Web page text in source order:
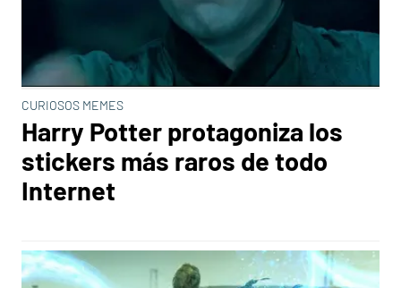
CURIOSOS MEMES
Harry Potter protagoniza los
stickers más raros de todo
Internet